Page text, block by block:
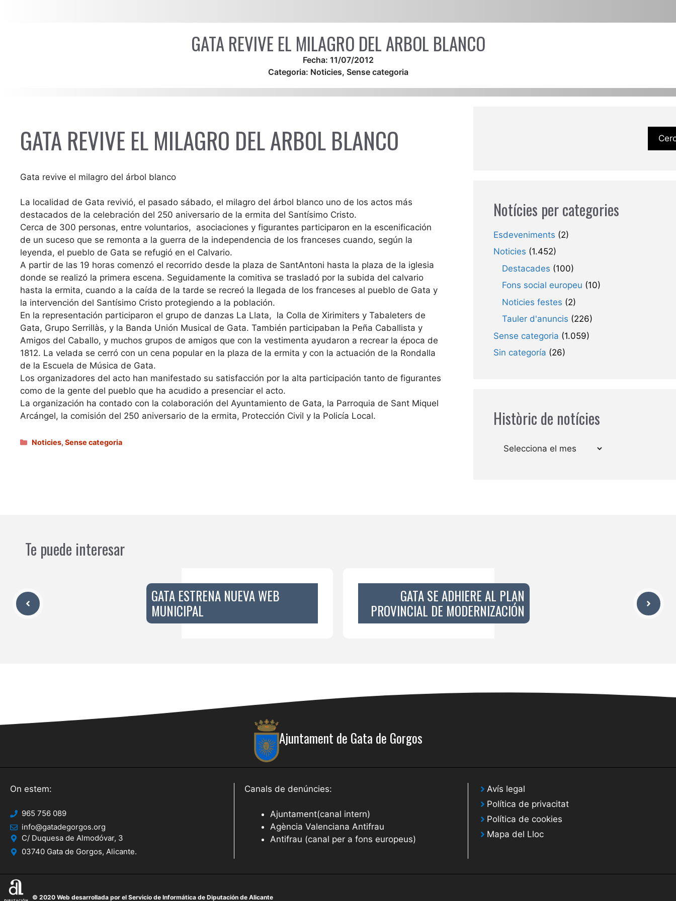
GATA REVIVE EL MILAGRO DEL ARBOL BLANCO
Fecha: 11/07/2012
Categoria: Noticies, Sense categoria
GATA REVIVE EL MILAGRO DEL ARBOL BLANCO
Gata revive el milagro del árbol blanco
La localidad de Gata revivió, el pasado sábado, el milagro del árbol blanco uno de los actos más
destacados de la celebración del 250 aniversario de la ermita del Santísimo Cristo.
Cerca de 300 personas, entre voluntarios, asociaciones y figurantes participaron en la escenificación
de un suceso que se remonta a la guerra de la independencia de los franceses cuando, según la
leyenda, el pueblo de Gata se refugió en el Calvario.
A partir de las 19 horas comenzó el recorrido desde la plaza de SantAntoni hasta la plaza de la iglesia
donde se realizó la primera escena. Seguidamente la comitiva se trasladó por la subida del calvario
hasta la ermita, cuando a la caída de la tarde se recreó la llegada de los franceses al pueblo de Gata y
la intervención del Santísimo Cristo protegiendo a la población.
En la representación participaron el grupo de danzas La Llata, la Colla de Xirimiters y Tabaleters de
Gata, Grupo Serrillàs, y la Banda Unión Musical de Gata. También participaban la Peña Caballista y
Amigos del Caballo, y muchos grupos de amigos que con la vestimenta ayudaron a recrear la época de
1812. La velada se cerró con un cena popular en la plaza de la ermita y con la actuación de la Rondalla
de la Escuela de Música de Gata.
Los organizadores del acto han manifestado su satisfacción por la alta participación tanto de figurantes
como de la gente del pueblo que ha acudido a presenciar el acto.
La organización ha contado con la colaboración del Ayuntamiento de Gata, la Parroquia de Sant Miquel
Arcángel, la comisión del 250 aniversario de la ermita, Protección Civil y la Policía Local.
Categories
Noticies,Sense categoria
Notícies per categories
Esdeveniments (2)
Noticies (1.452)
Destacades (100)
Fons social europeu (10)
Noticies festes (2)
Tauler d'anuncis (226)
Sense categoria (1.059)
Sin categoría (26)
Històric de notícies
Arxius
Te puede interesar
GATA ESTRENA NUEVA WEB
MUNICIPAL
GATA SE ADHIERE AL PLAN
PROVINCIAL DE MODERNIZACIÓN
Ajuntament de Gata de Gorgos
On estem:
965 756 089
info@gatadegorgos.org
C/ Duquesa de Almodóvar, 3
03740 Gata de Gorgos, Alicante.
Canals de denúncies:
Ajuntament(canal intern)
Agència Valenciana Antifrau
Antifrau (canal per a fons europeus)
Avís legal
Política de privacitat
Política de cookies
Mapa del Lloc
© 2020 Web desarrollada por el Servicio de Informática de Diputación de Alicante